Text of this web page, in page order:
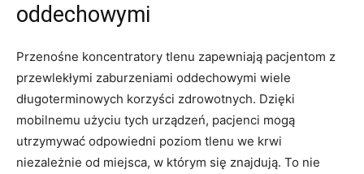
oddechowymi
Przenośne koncentratory tlenu zapewniają⁤ pacjentom z
przewlekłymi zaburzeniami oddechowymi wiele
długoterminowych korzyści zdrowotnych. Dzięki
mobilnemu użyciu ⁣tych urządzeń,​ pacjenci mogą
utrzymywać odpowiedni poziom tlenu⁤ we krwi
niezależnie od ⁢miejsca, w którym się ⁤znajdują. To nie